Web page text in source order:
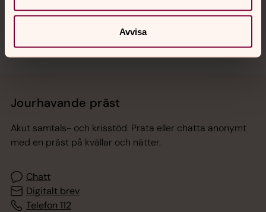
Avvisa
Sociala kanaler
Jourhavande präst
Akut samtals- och krisstöd. Prata eller chatta anonymt
med en präst på kvällar och nätter.
Chatt
Digitalt brev
Telefon 112